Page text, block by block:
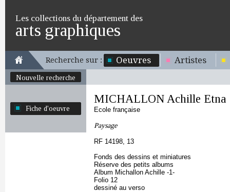
Les collections du département des
arts graphiques
Recherche sur : Oeuvres Artistes
Nouvelle recherche
Fiche d'oeuvre
MICHALLON Achille Etna
Ecole française
Paysage
RF 14198, 13
Fonds des dessins et miniatures
Réserve des petits albums
Album Michallon Achille -1-
Folio 12
dessiné au verso